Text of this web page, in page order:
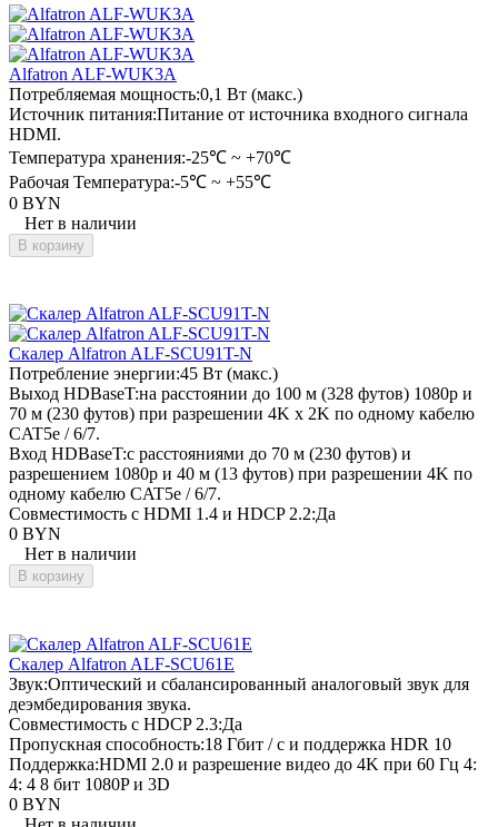
Alfatron ALF-WUK3A
Потребляемая мощность:0,1 Вт (макс.)
Источник питания:Питание от источника входного сигнала
HDMI.
Температура хранения:-25℃ ~ +70℃
Рабочая Температура:-5℃ ~ +55℃
0 BYN
Нет в наличии
В корзину
Скалер Alfatron ALF-SCU91T-N
Потребление энергии:45 Вт (макс.)
Выход HDBaseT:на расстоянии до 100 м (328 футов) 1080p и
70 м (230 футов) при разрешении 4K x 2K по одному кабелю
CAT5e / 6/7.
Вход HDBaseT:с расстояниями до 70 м (230 футов) и
разрешением 1080p и 40 м (13 футов) при разрешении 4K по
одному кабелю CAT5e / 6/7.
Совместимость с HDMI 1.4 и HDCP 2.2:Да
0 BYN
Нет в наличии
В корзину
Скалер Alfatron ALF-SCU61E
Звук:Оптический и сбалансированный аналоговый звук для
деэмбедирования звука.
Совместимость с HDCP 2.3:Да
Пропускная способность:18 Гбит / с и поддержка HDR 10
Поддержка:HDMI 2.0 и разрешение видео до 4K при 60 Гц 4:
4: 4 8 бит 1080P и 3D
0 BYN